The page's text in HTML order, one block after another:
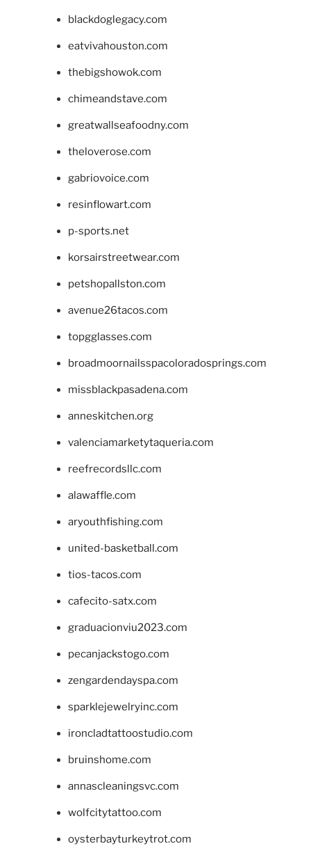
blackdoglegacy.com
eatvivahouston.com
thebigshowok.com
chimeandstave.com
greatwallseafoodny.com
theloverose.com
gabriovoice.com
resinflowart.com
p-sports.net
korsairstreetwear.com
petshopallston.com
avenue26tacos.com
topgglasses.com
broadmoornailsspacoloradosprings.com
missblackpasadena.com
anneskitchen.org
valenciamarketytaqueria.com
reefrecordsllc.com
alawaffle.com
aryouthfishing.com
united-basketball.com
tios-tacos.com
cafecito-satx.com
graduacionviu2023.com
pecanjackstogo.com
zengardendayspa.com
sparklejewelryinc.com
ironcladtattoostudio.com
bruinshome.com
annascleaningsvc.com
wolfcitytattoo.com
oysterbayturkeytrot.com